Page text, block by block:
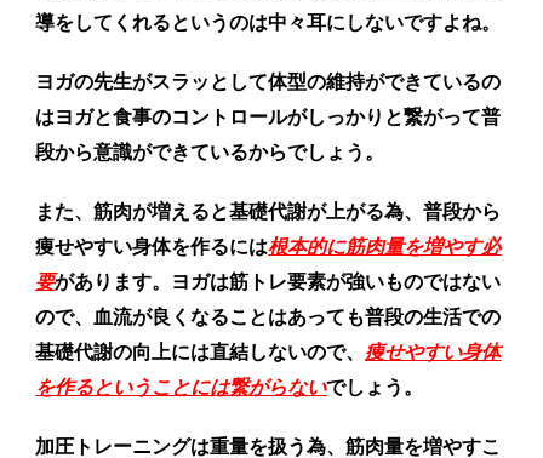
導をしてくれるというのは中々耳にしないですよね。
ヨガの先生がスラッとして体型の維持ができているの
はヨガと食事のコントロールがしっかりと繋がって普
段から意識ができているからでしょう。
また、筋肉が増えると基礎代謝が上がる為、普段から
痩せやすい身体を作るには根本的に筋肉量を増やす必
要があります。ヨガは筋トレ要素が強いものではない
ので、血流が良くなることはあっても普段の生活での
基礎代謝の向上には直結しないので、 痩せやすい身体
を作るということには繋がらないでしょう。
加圧トレーニングは重量を扱う為、筋肉量を増やすこ